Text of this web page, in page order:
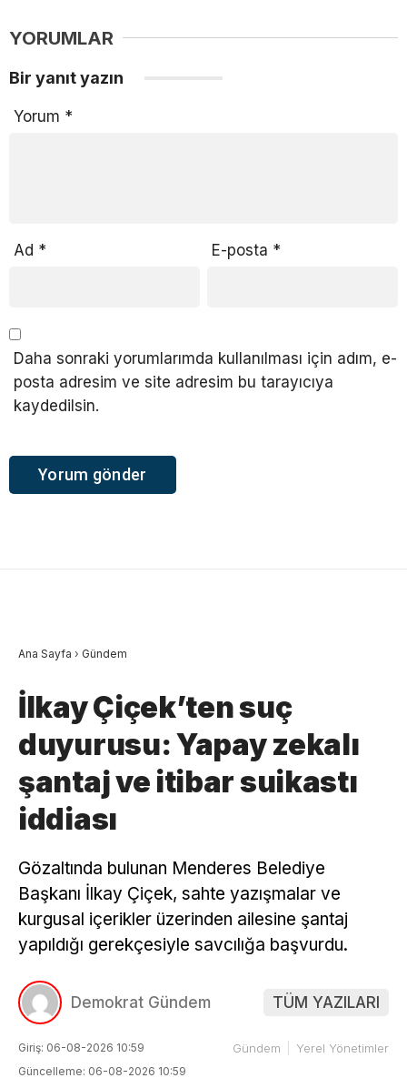
YORUMLAR
Bir yanıt yazın
Yorum *
Ad * E-posta *
Daha sonraki yorumlarımda kullanılması için adım, e-
posta adresim ve site adresim bu tarayıcıya
kaydedilsin.
Ana Sayfa › Gündem
İlkay Çiçek’ten suç
duyurusu: Yapay zekalı
şantaj ve itibar suikastı
iddiası
Gözaltında bulunan Menderes Belediye
Başkanı İlkay Çiçek, sahte yazışmalar ve
kurgusal içerikler üzerinden ailesine şantaj
yapıldığı gerekçesiyle savcılığa başvurdu.
Demokrat Gündem TÜM YAZILARI
Giriş: 06-08-2026 10:59
Güncelleme: 06-08-2026 10:59
Gündem Yerel Yönetimler